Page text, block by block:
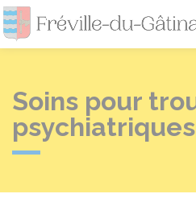
Soins pour
psychiatriques